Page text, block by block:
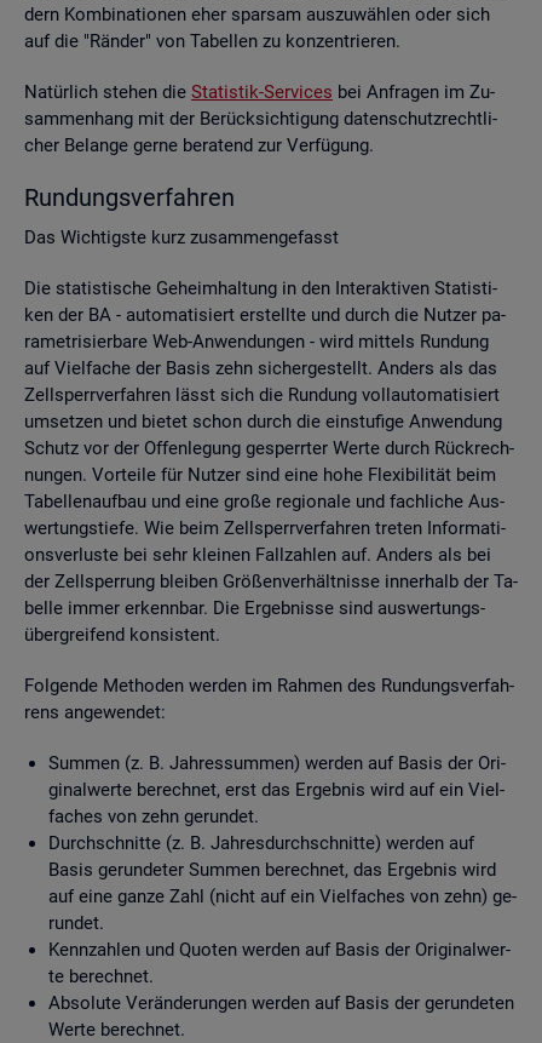
dern Kom­bi­na­tio­nen eher spar­sam aus­zu­wäh­len oder sich
auf die "Rän­der" von Ta­bel­len zu kon­zen­trie­ren.
Na­tür­lich ste­hen die Sta­tis­tik-Ser­vices bei An­fra­gen im Zu­
sam­men­hang mit der Be­rück­sich­ti­gung da­ten­schutz­recht­li­
cher Be­lan­ge gerne be­ra­tend zur Ver­fü­gung.
Run­dungs­ver­fah­ren
Das Wich­tigs­te kurz zu­sam­men­ge­fasst
Die sta­tis­ti­sche Ge­heim­hal­tung in den In­ter­ak­ti­ven Sta­tis­ti­
ken der BA - au­to­ma­ti­siert er­stell­te und durch die Nut­zer pa­
ra­me­tri­sier­ba­re Web-An­wen­dun­gen - wird mit­tels Run­dung
auf Viel­fa­che der Basis zehn si­cher­ge­stellt. An­ders als das
Zell­sperr­ver­fah­ren lässt sich die Run­dung voll­au­to­ma­ti­siert
um­set­zen und bie­tet schon durch die ein­stu­fi­ge An­wen­dung
Schutz vor der Of­fen­le­gung ge­sperr­ter Werte durch Rück­rech­
nun­gen. Vor­tei­le für Nut­zer sind eine hohe Fle­xi­bi­li­tät beim
Ta­bel­len­auf­bau und eine große re­gio­na­le und fach­li­che Aus­
wer­tungs­tie­fe. Wie beim Zell­sperr­ver­fah­ren tre­ten In­for­ma­ti­
ons­ver­lus­te bei sehr klei­nen Fall­zah­len auf. An­ders als bei
der Zell­sper­rung blei­ben Grö­ßen­ver­hält­nis­se in­ner­halb der Ta­
bel­le immer er­kenn­bar. Die Er­geb­nis­se sind aus­wer­tungs­
über­grei­fend kon­sis­tent.
Fol­gen­de Me­tho­den wer­den im Rah­men des Run­dungs­ver­fah­
rens an­ge­wen­det:
Sum­men (z. B. Jah­res­sum­men) wer­den auf Basis der Ori­
gi­nal­wer­te be­rech­net, erst das Er­geb­nis wird auf ein Viel­
fa­ches von zehn ge­run­det.
Durch­schnit­te (z. B. Jah­res­durch­schnit­te) wer­den auf
Basis ge­run­de­ter Sum­men be­rech­net, das Er­geb­nis wird
auf eine ganze Zahl (nicht auf ein Viel­fa­ches von zehn) ge­
run­det.
Kenn­zah­len und Quo­ten wer­den auf Basis der Ori­gi­nal­wer­
te be­rech­net.
Ab­so­lu­te Ver­än­de­run­gen wer­den auf Basis der ge­run­de­ten
Werte be­rech­net.